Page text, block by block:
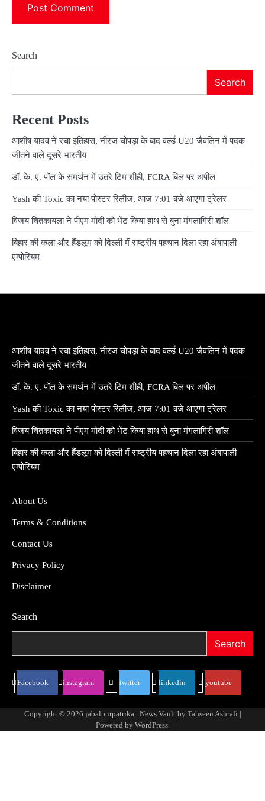
Search
Search
Recent Posts
आशीष यादव ने रचा इतिहास, नीरज चोपड़ा के बाद वर्ल्ड U20 जैवलिन में पदक
जीतने वाले दूसरे भारतीय
डॉ. के. ए. पॉल के समर्थन में उतरे टिम शीही, FCRA बिल पर अपील
Yash की Toxic का नया पोस्टर रिलीज, आज 7:01 बजे आएगा ट्रेलर
विजय चिंतकायला ने पीएम मोदी को भेंट किया हाथ से बुना मंगलागिरी शॉल
बिहार की कला और हैंडलूम को दिल्ली में राष्ट्रीय पहचान दिला रहा अंबापाली
एम्पोरियम
आशीष यादव ने रचा इतिहास, नीरज चोपड़ा के बाद वर्ल्ड U20 जैवलिन में पदक
जीतने वाले दूसरे भारतीय
डॉ. के. ए. पॉल के समर्थन में उतरे टिम शीही, FCRA बिल पर अपील
Yash की Toxic का नया पोस्टर रिलीज, आज 7:01 बजे आएगा ट्रेलर
विजय चिंतकायला ने पीएम मोदी को भेंट किया हाथ से बुना मंगलागिरी शॉल
बिहार की कला और हैंडलूम को दिल्ली में राष्ट्रीय पहचान दिला रहा अंबापाली
एम्पोरियम
About Us
Terms & Conditions
Contact Us
Privacy Policy
Disclaimer
Search
Search
Facebook instagram twitter linkedin youtube
Copyright © 2026 jabalpurpatrika | News Vault by Tahseen Ashrafi |
Powered by WordPress.